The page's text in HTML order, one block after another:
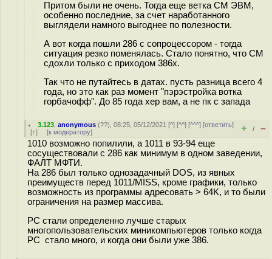
Притом были не очень. Тогда еще ветка СМ ЭВМ,
особенно последние, за счет наработанного
выглядели намного выгоднее по полезности.
А вот когда пошли 286 с сопроцессором - тогда
ситуация резко поменялась. Стало понятно, что СМ
сдохли только с приходом 386х.
Так что не путайтесь в датах. пусть разница всего 4
года, но это как раз момент "пэрэстройка вотка
горбачофф". До 85 года хер вам, а не пк с запада
3.123 ,anonymous (??), 08:25, 05/12/2021 [^] [^^] [^^^] [ответить]
[↑] [к модератору] + / –
1010 возможно попилили, а 1011 в 93-94 еще
сосуществовали с 286 как минимум в одном заведении,
ФАЛТ МФТИ.
На 286 был только однозадачный DOS, из явных
преимуществ перед 1011/MISS, кроме графики, только
возможность из программы адресовать > 64K, и то были
ограничения на размер массива.
PC стали определенно лучше старых
многопользовательских миникомпьютеров только когда
PC стало много, и когда они были уже 386.